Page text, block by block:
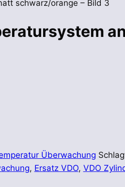
Überwachung
, Ersatz VDO, VDO